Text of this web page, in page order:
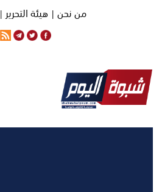
من نحن |هيئة التحرير |